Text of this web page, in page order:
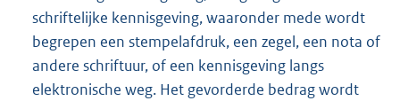
schriftelijke kennisgeving, waaronder mede wordt
begrepen een stempelafdruk, een zegel, een nota of
andere schriftuur, of een kennisgeving langs
elektronische weg. Het gevorderde bedrag wordt